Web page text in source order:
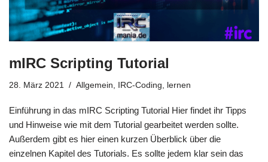
mIRC Scripting Tutorial
28. März 2021 Allgemein, IRC-Coding, lernen
Einführung in das mIRC Scripting Tutorial Hier findet ihr Tipps
und Hinweise wie mit dem Tutorial gearbeitet werden sollte.
Außerdem gibt es hier einen kurzen Überblick über die
einzelnen Kapitel des Tutorials. Es sollte jedem klar sein das